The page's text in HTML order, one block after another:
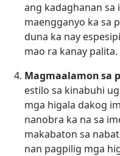
ang kadaghanan
maengganyo ka sa
duna ka nay
mao ra kanay palita.
Magmaalamon sa
estilo sa kinabuhi
mga higala dakog
nanobra ka na sa
makabaton sa
nan pagpilig mga